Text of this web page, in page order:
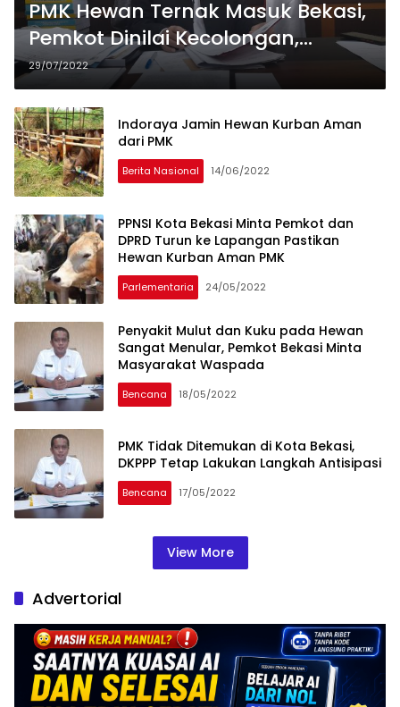
PMK Hewan Ternak Masuk Bekasi,
Pemkot Dinilai Kecolongan,
Syaifuddaulah: Jangan Sampai
Masyarakat Dirugikan
29/07/2022
Indoraya Jamin Hewan Kurban Aman
dari PMK
Berita Nasional 14/06/2022
PPNSI Kota Bekasi Minta Pemkot dan
DPRD Turun ke Lapangan Pastikan
Hewan Kurban Aman PMK
Parlementaria 24/05/2022
Penyakit Mulut dan Kuku pada Hewan
Sangat Menular, Pemkot Bekasi Minta
Masyarakat Waspada
Bencana 18/05/2022
PMK Tidak Ditemukan di Kota Bekasi,
DKPPP Tetap Lakukan Langkah Antisipasi
Bencana 17/05/2022
View More
Advertorial